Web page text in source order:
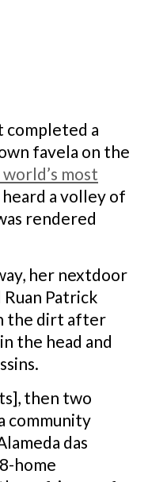
completed a
favela on the
most
a volley of
rendered
her nextdoor
Patrick
the dirt after
the head and
then two
community
das
home